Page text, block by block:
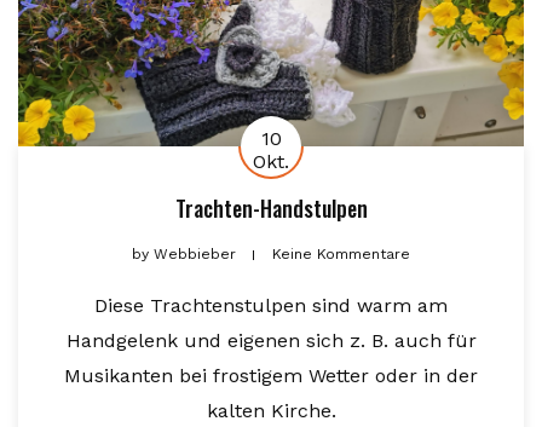
10
Okt.
Trachten-Handstulpen
by Webbieber Keine Kommentare
Diese Trachtenstulpen sind warm am
Handgelenk und eigenen sich z. B. auch für
Musikanten bei frostigem Wetter oder in der
kalten Kirche.